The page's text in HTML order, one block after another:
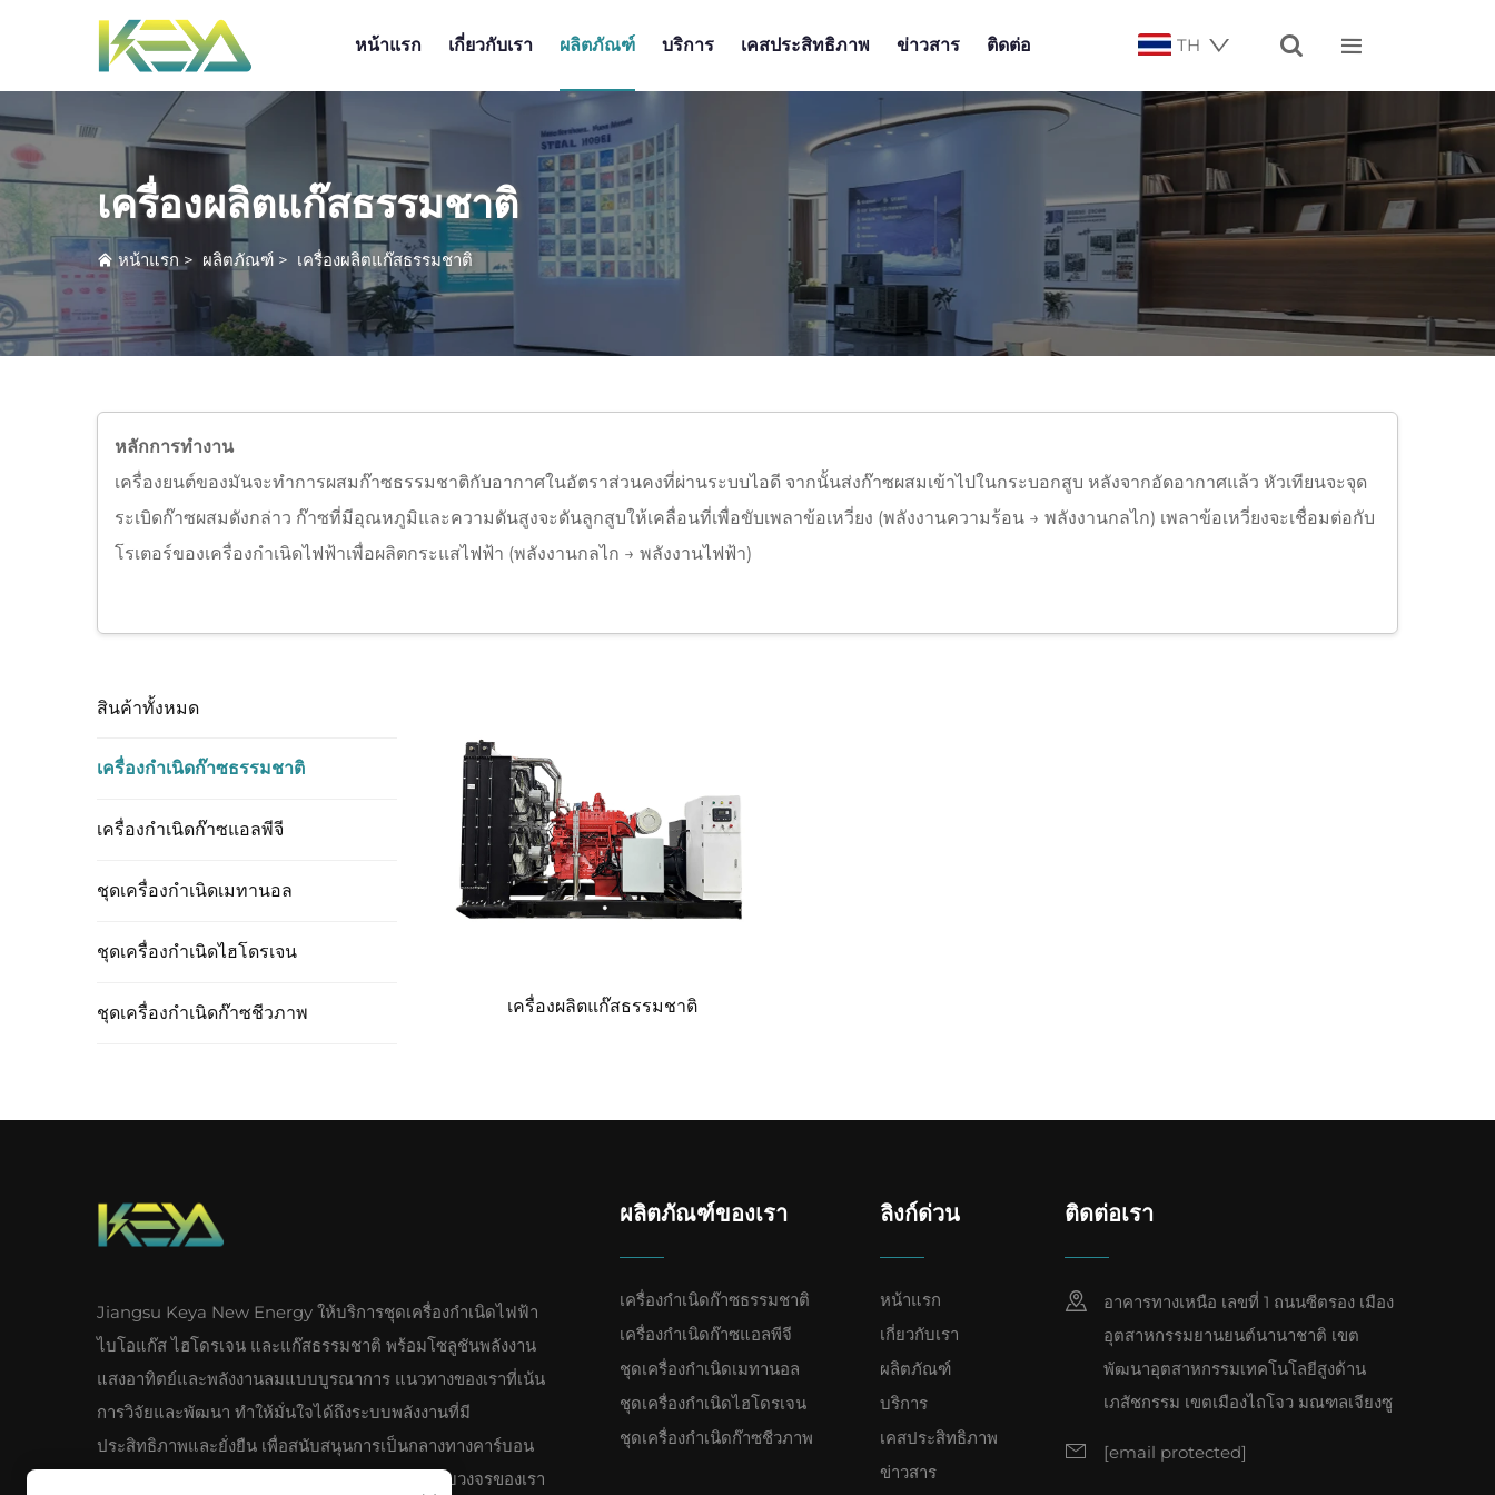
หน้าแรก เกี่ยวกับเรา ผลิตภัณฑ์ บริการ เคสประสิทธิภาพ ข่าวสาร ติดต่อ TH  
เครื่องผลิตแก๊สธรรมชาติ
หน้าแรก > ผลิตภัณฑ์ > เครื่องผลิตแก๊สธรรมชาติ
หลักการทำงาน
เครื่องยนต์ของมันจะทำการผสมก๊าซธรรมชาติกับอากาศในอัตราส่วนคงที่ผ่านระบบไอดี จากนั้นส่งก๊าซผสมเข้าไปในกระบอกสูบ หลังจากอัดอากาศแล้ว หัวเทียนจะจุด
ระเบิดก๊าซผสมดังกล่าว ก๊าซที่มีอุณหภูมิและความดันสูงจะดันลูกสูบให้เคลื่อนที่เพื่อขับเพลาข้อเหวี่ยง (พลังงานความร้อน → พลังงานกลไก) เพลาข้อเหวี่ยงจะเชื่อมต่อกับ
โรเตอร์ของเครื่องกำเนิดไฟฟ้าเพื่อผลิตกระแสไฟฟ้า (พลังงานกลไก → พลังงานไฟฟ้า)
สินค้าทั้งหมด
เครื่องกำเนิดก๊าซธรรมชาติ
เครื่องกำเนิดก๊าซแอลพีจี
ชุดเครื่องกำเนิดเมทานอล
ชุดเครื่องกำเนิดไฮโดรเจน
ชุดเครื่องกำเนิดก๊าซชีวภาพ เครื่องผลิตแก๊สธรรมชาติ
Jiangsu Keya New Energy ให้บริการชุดเครื่องกำเนิดไฟฟ้า
ไบโอแก๊ส ไฮโดรเจน และแก๊สธรรมชาติ พร้อมโซลูชันพลังงาน
แสงอาทิตย์และพลังงานลมแบบบูรณาการ แนวทางของเราที่เน้น
การวิจัยและพัฒนา ทำให้มั่นใจได้ถึงระบบพลังงานที่มี
ประสิทธิภาพและยั่งยืน เพื่อสนับสนุนการเป็นกลางทางคาร์บอน
ระดับโลก ค้นพบข้อได้เปรียบอุตสาหกรรมแบบครบวงจรของเรา
ผลิตภัณฑ์ของเรา
เครื่องกำเนิดก๊าซธรรมชาติ
เครื่องกำเนิดก๊าซแอลพีจี
ชุดเครื่องกำเนิดเมทานอล
ชุดเครื่องกำเนิดไฮโดรเจน
ชุดเครื่องกำเนิดก๊าซชีวภาพ
ลิงก์ด่วน
หน้าแรก
เกี่ยวกับเรา
ผลิตภัณฑ์
บริการ
เคสประสิทธิภาพ
ข่าวสาร
ติดต่อเรา
อาคารทางเหนือ เลขที่ 1 ถนนซีตรอง เมือง
อุตสาหกรรมยานยนต์นานาชาติ เขต
พัฒนาอุตสาหกรรมเทคโนโลยีสูงด้าน
เภสัชกรรม เขตเมืองไถโจว มณฑลเจียงซู
[email protected]